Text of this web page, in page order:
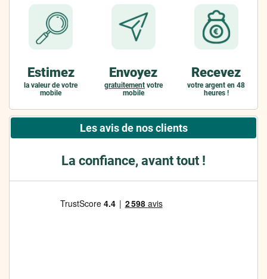
Estimez
la valeur de votre
mobile
Envoyez
gratuitementvotre
mobile
Recevez
votre argent en 48
heures !
Les avis de nos clients
La confiance, avant tout !